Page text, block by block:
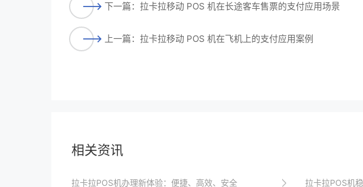
下一篇：拉卡拉移动 POS 机在长途客车售票的支付应用场景
上一篇：拉卡拉移动 POS 机在飞机上的支付应用案例
相关资讯
拉卡拉POS机办理新体验：便捷、高效、安全 拉卡拉POS机